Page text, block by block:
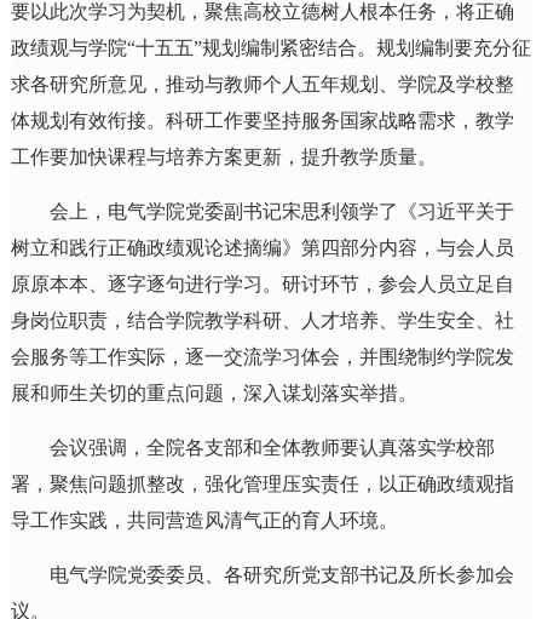
要以此次学习为契机，聚焦高校立德树人根本任务，将正确
政绩观与学院“十五五”规划编制紧密结合。规划编制要充分征
求各研究所意见，推动与教师个人五年规划、学院及学校整
体规划有效衔接。科研工作要坚持服务国家战略需求，教学
工作要加快课程与培养方案更新，提升教学质量。
会上，电气学院党委副书记宋思利领学了《习近平关于
树立和践行正确政绩观论述摘编》第四部分内容，与会人员
原原本本、逐字逐句进行学习。研讨环节，参会人员立足自
身岗位职责，结合学院教学科研、人才培养、学生安全、社
会服务等工作实际，逐一交流学习体会，并围绕制约学院发
展和师生关切的重点问题，深入谋划落实举措。
会议强调，全院各支部和全体教师要认真落实学校部
署，聚焦问题抓整改，强化管理压实责任，以正确政绩观指
导工作实践，共同营造风清气正的育人环境。
电气学院党委委员、各研究所党支部书记及所长参加会
议。